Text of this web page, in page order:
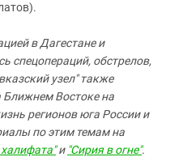
в Дагестане и
спецопераций, обстрелов,
узел" также
Ближнем Востоке на
регионов юга России и
по этим темам на
и "Сирия в огне".